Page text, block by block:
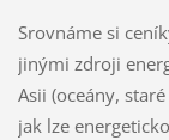
Srovnáme si
jinými zdroji
Asii (oceány,
jak lze